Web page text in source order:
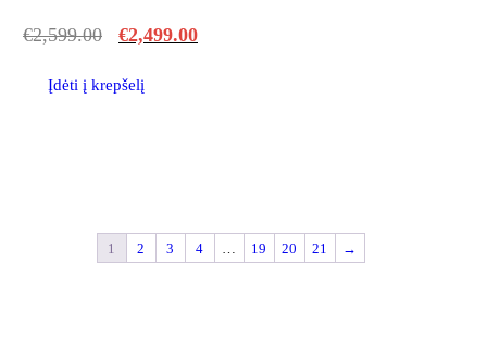
€2,599.00 €2,499.00
Įdėti į krepšelį
1 2 3 4 19 20 21 →